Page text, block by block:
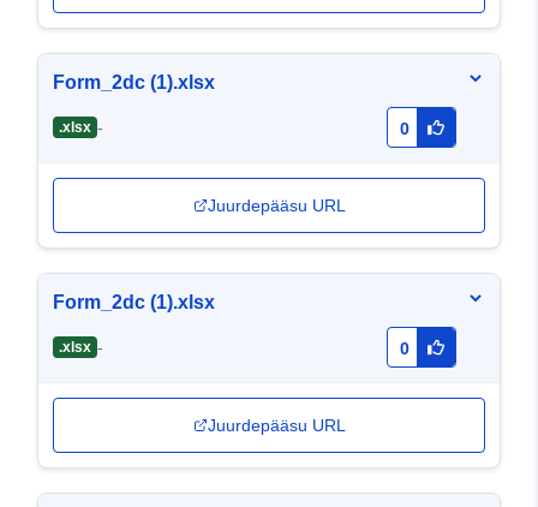
Form_2dc (1).xlsx
.xlsx - 0
Juurdepääsu URL
Form_2dc (1).xlsx
.xlsx - 0
Juurdepääsu URL